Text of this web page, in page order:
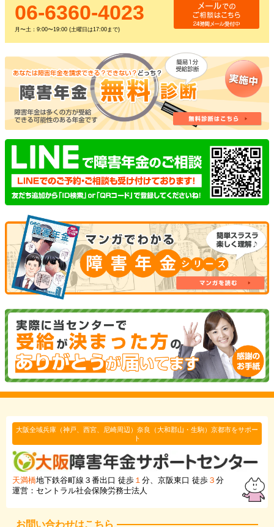
06-6360-4023
月〜土：9:00〜19:00 (土曜日は17:00まで)
大阪全域兵庫（神戸、西宮、尼崎周辺）奈良（大和郡山・生駒）京都市をサポー
ト
天満橋地下鉄谷町線３番出口 徒歩 １ 分、京阪東口 徒歩 ３ 分
運営：セントラル社会保険労務士法人
お問い合わせはこちら